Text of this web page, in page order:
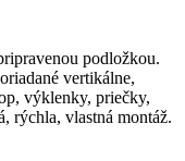
podložkou.
vertikálne,
výklenky, priečky,
rýchla, vlastná montáž.